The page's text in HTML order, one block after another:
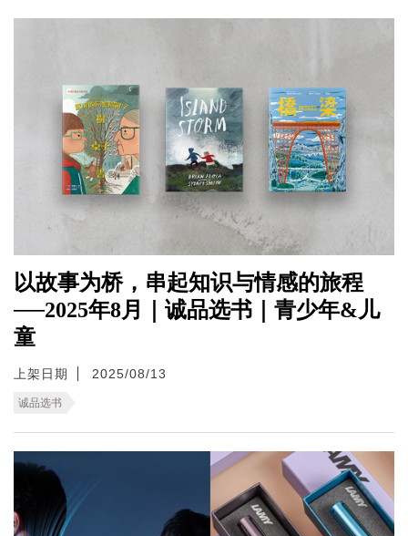
以故事为桥，串起知识与情感的旅程
──2025年8月｜诚品选书｜青少年&儿
童
上架日期 2025/08/13
诚品选书